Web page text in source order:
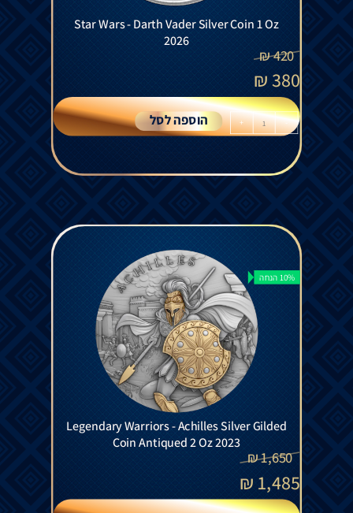
Star Wars - Darth Vader Silver Coin 1 Oz
2026
420
₪
380
₪
-
+ הוספה לסל
10% הנחה
Legendary Warriors - Achilles Silver Gilded
Coin Antiqued 2 Oz 2023
1,650
₪
1,485
₪